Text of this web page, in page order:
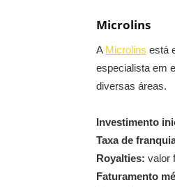
Microlins
A Microlins está
especialista em
diversas áreas.
Investimento
Taxa de
Royalties: valor
Faturamento